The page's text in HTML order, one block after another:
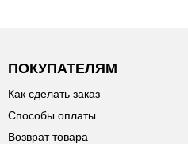
ПОКУПАТЕЛЯМ
Как сделать заказ
Способы оплаты
Возврат товара